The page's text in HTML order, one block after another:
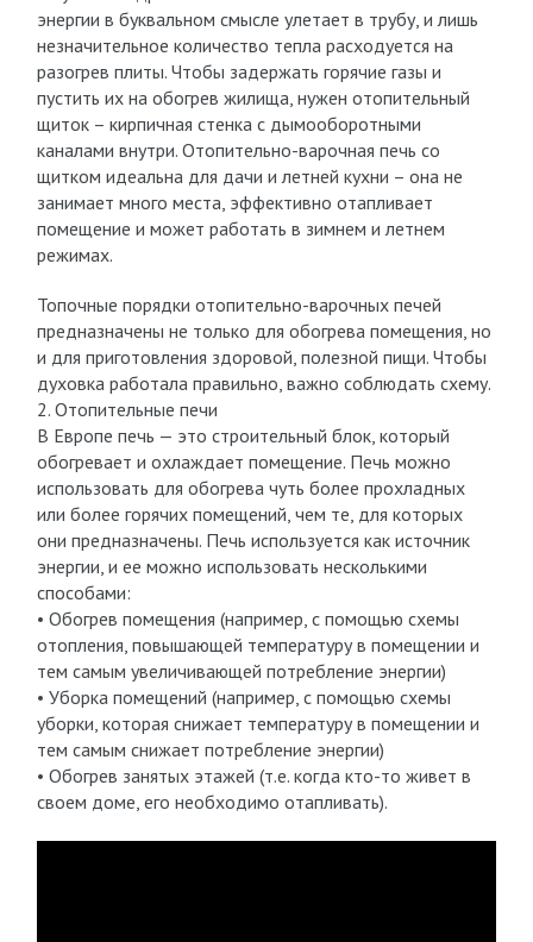
энергии в буквальном смысле улетает в трубу, и лишь
незначительное количество тепла расходуется на
разогрев плиты. Чтобы задержать горячие газы и
пустить их на обогрев жилища, нужен отопительный
щиток – кирпичная стенка с дымооборотными
каналами внутри. Отопительно-варочная печь со
щитком идеальна для дачи и летней кухни – она не
занимает много места, эффективно отапливает
помещение и может работать в зимнем и летнем
режимах.
Топочные порядки отопительно-варочных печей
предназначены не только для обогрева помещения, но
и для приготовления здоровой, полезной пищи. Чтобы
духовка работала правильно, важно соблюдать схему.
2. Отопительные печи
В Европе печь — это строительный блок, который
обогревает и охлаждает помещение. Печь можно
использовать для обогрева чуть более прохладных
или более горячих помещений, чем те, для которых
они предназначены. Печь используется как источник
энергии, и ее можно использовать несколькими
способами:
• Обогрев помещения (например, с помощью схемы
отопления, повышающей температуру в помещении и
тем самым увеличивающей потребление энергии)
• Уборка помещений (например, с помощью схемы
уборки, которая снижает температуру в помещении и
тем самым снижает потребление энергии)
• Обогрев занятых этажей (т.е. когда кто-то живет в
своем доме, его необходимо отапливать).